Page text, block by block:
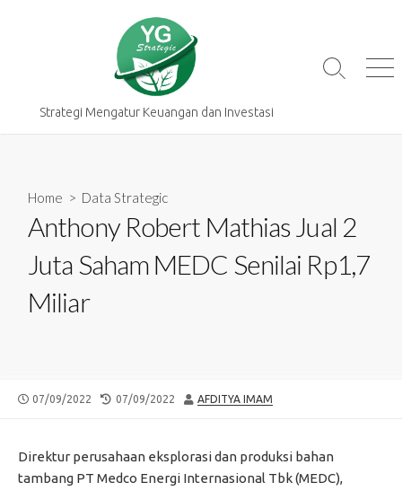
Strategi Mengatur Keuangan dan Investasi
Search
Home > Data Strategic
Anthony Robert Mathias Jual 2
Juta Saham MEDC Senilai Rp1,7
Miliar
PUBLISHED
07/09/2022
LAST
07/09/2022 AUTHOR
AFDITYA IMAM
Direktur perusahaan eksplorasi dan produksi bahan
tambang PT Medco Energi Internasional Tbk (MEDC),